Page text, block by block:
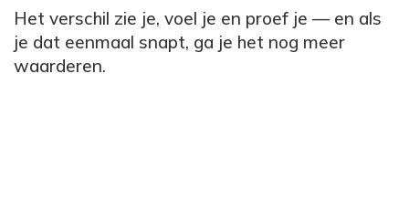
Het verschil zie je, voel je en proef je — en als
je dat eenmaal snapt, ga je het nog meer
waarderen.